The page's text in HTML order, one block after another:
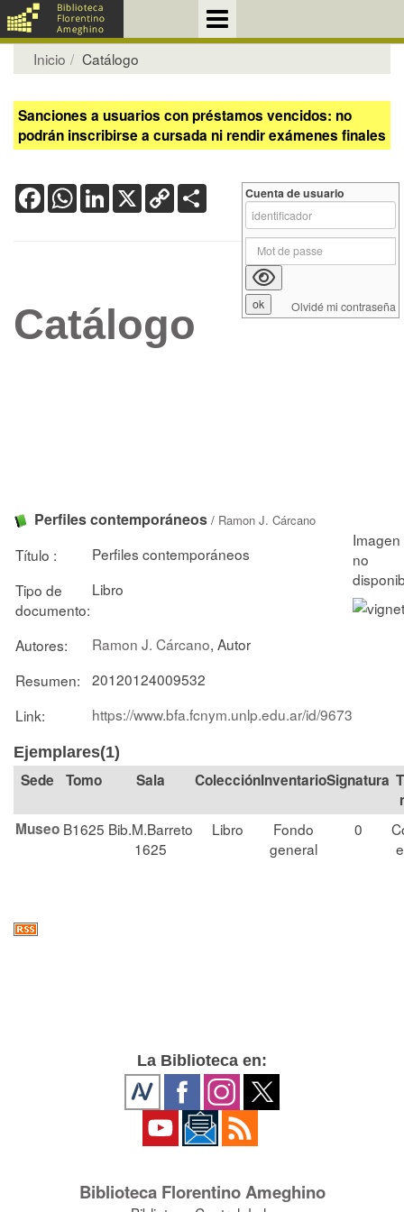
Inicio Catálogo
Sanciones a usuarios con préstamos vencidos: no
podrán inscribirse a cursada ni rendir exámenes finales
FacebookWhatsApp
LinkedIn
X Copy
Link
Catálogo
Perfiles contemporáneos / Ramon J. Cárcano
Título :
Perfiles contemporáneos
Tipo de
documento:
Libro
Autores: Ramon J. Cárcano, Autor
Resumen:
20120124009532
Link:
https://www.bfa.fcnym.unlp.edu.ar/id/9673
Ejemplares(1)
Tomo Sala Colección Signatura
Museo B1625 Bib.M.Barreto
1625
Libro
Fondo
general
0
Cuenta de usuario
Olvidé mi contraseña
La Biblioteca en:
Biblioteca Florentino Ameghino